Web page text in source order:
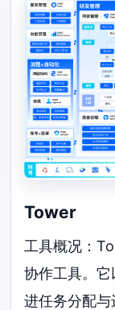
Tower
工具概况：
协作工具。
进任务分配